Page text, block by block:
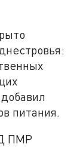
питания.
ПМР